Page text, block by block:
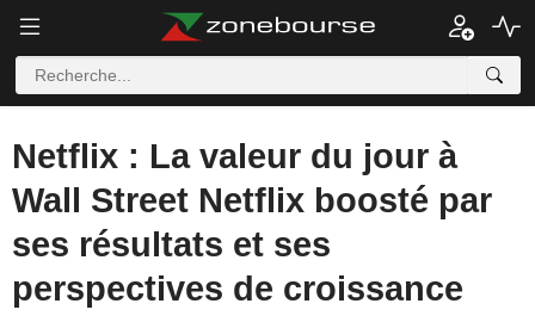
Netflix : La valeur du jour à
Wall Street Netflix boosté par
ses résultats et ses
perspectives de croissance